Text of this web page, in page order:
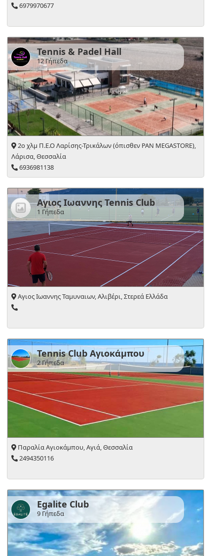
6979970677
Tennis & Padel Hall
12 Γήπεδα
2ο χλμ Π.Ε.Ο Λαρίσης-Τρικάλων (όπισθεν PAN MEGASTORE),
Λάρισα, Θεσσαλία
6936981138
Αγιος Ιωαννης Tennis Club
1 Γήπεδα
Αγιος Ιωαννης Ταμυναιων, Αλιβέρι, Στερεά Ελλάδα
Tennis Club Αγιοκάμπου
2 Γήπεδα
Παραλία Αγιοκάμπου, Αγιά, Θεσσαλία
2494350116
Egalite Club
9 Γήπεδα